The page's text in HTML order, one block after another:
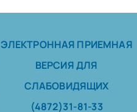
ЭЛЕКТРОННАЯ ПРИЕМНАЯ
ВЕРСИЯ ДЛЯ
СЛАБОВИДЯЩИХ
(4872)31-81-33